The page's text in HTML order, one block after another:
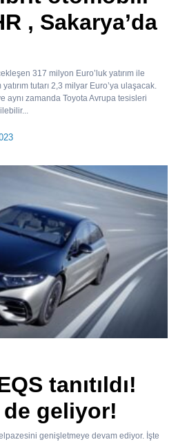
, Sakarya’da
317 milyon Euro’luk yatırım ile
tutarı 2,3 milyar Euro’ya ulaşacak.
aynı zamanda Toyota Avrupa tesisleri
tanıtıldı!
de geliyor!
genişletmeye devam ediyor. İşte